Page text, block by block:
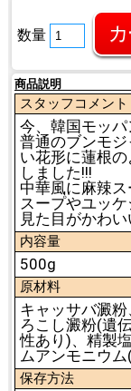
数量
商品説明
スタッフコメント
今、韓国モッパ
普通のブンモ
い花形に蓮根
しました!!!
中華風に麻辣
スープやユッケ
見た目がかわ
内容量
500g
原材料
キャッサバ澱
ろこし澱粉(遺
性あり)、精製
ムアンモニウ
保存方法